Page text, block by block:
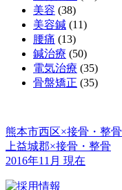
美容 (38)
美容鍼 (11)
腰痛 (13)
鍼治療 (50)
電気治療 (35)
骨盤矯正 (35)
熊本市西区×接骨・整骨
上益城郡×接骨・整骨
2016年11月 現在